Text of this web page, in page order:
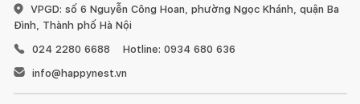
VPGD: số 6 Nguyễn Công Hoan, phường Ngọc Khánh, quận Ba
Đình, Thành phố Hà Nội
024 2280 6688
Hotline: 0934 680 636
info@happynest.vn